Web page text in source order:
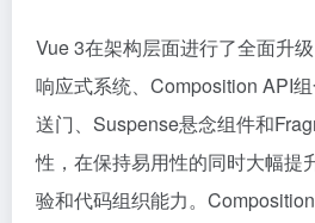
Vue 3在架构层面进行了全面升
响应式系统、Composition API
送门、Suspense悬念组件和
性，在保持易用性的同时大幅提
验和代码组织能力。